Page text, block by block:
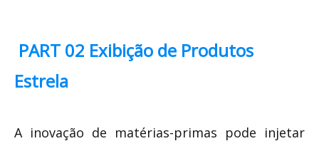
PART 02 Exibição de Produtos
Estrela
A inovação de matérias-primas pode injetar